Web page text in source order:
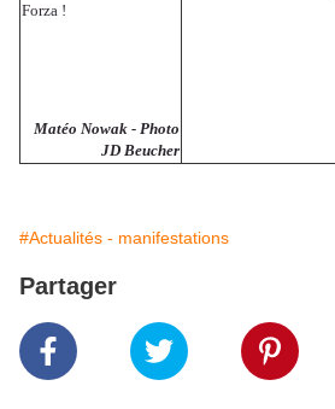
Forza !
Matéo Nowak - Photo
JD Beucher
#Actualités - manifestations
Partager